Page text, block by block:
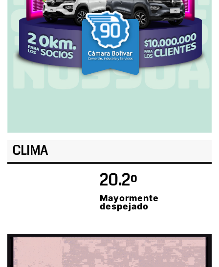
CLIMA
20.2º
Mayormente
despejado